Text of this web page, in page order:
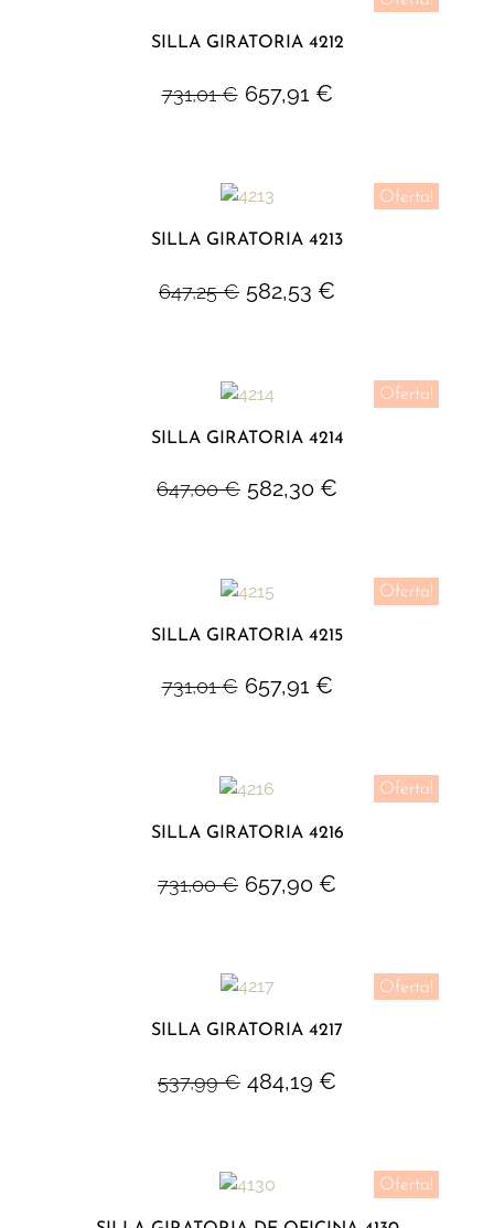
SILLA GIRATORIA 4212
731,01€ 657,91 €
Oferta!
SILLA GIRATORIA 4213
647,25€ 582,53 €
Oferta!
SILLA GIRATORIA 4214
647,00€ 582,30 €
Oferta!
SILLA GIRATORIA 4215
731,01€ 657,91 €
Oferta!
SILLA GIRATORIA 4216
731,00€ 657,90 €
Oferta!
SILLA GIRATORIA 4217
537,99€ 484,19 €
Oferta!